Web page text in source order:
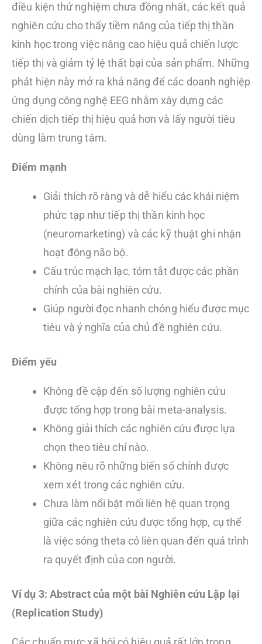
điều kiện thử nghiệm chưa đồng nhất, các kết quả
nghiên cứu cho thấy tiềm năng của tiếp thị thần
kinh học trong việc nâng cao hiệu quả chiến lược
tiếp thị và giảm tỷ lệ thất bại của sản phẩm. Những
phát hiện này mở ra khả năng để các doanh nghiệp
ứng dụng công nghệ EEG nhằm xây dựng các
chiến dịch tiếp thị hiệu quả hơn và lấy người tiêu
dùng làm trung tâm.
Điểm mạnh
Giải thích rõ ràng và dễ hiểu các khái niệm
phức tạp như tiếp thị thần kinh học
(neuromarketing) và các kỹ thuật ghi nhận
hoạt động não bộ.
Cấu trúc mạch lạc, tóm tắt được các phần
chính của bài nghiên cứu.
Giúp người đọc nhanh chóng hiểu được mục
tiêu và ý nghĩa của chủ đề nghiên cứu.
Điểm yếu
Không đề cập đến số lượng nghiên cứu
được tổng hợp trong bài meta-analysis.
Không giải thích các nghiên cứu được lựa
chọn theo tiêu chí nào.
Không nêu rõ những biến số chính được
xem xét trong các nghiên cứu.
Chưa làm nổi bật mối liên hệ quan trọng
giữa các nghiên cứu được tổng hợp, cụ thể
là việc sóng theta có liên quan đến quá trình
ra quyết định của con người.
Ví dụ 3: Abstract của một bài Nghiên cứu Lặp lại
(Replication Study)